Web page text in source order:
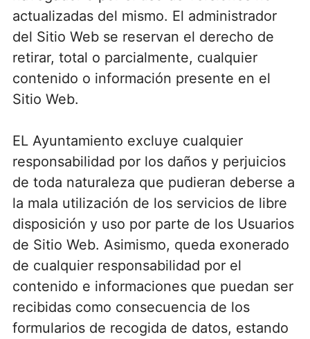
actualizadas del mismo. El administrador
del Sitio Web se reservan el derecho de
retirar, total o parcialmente, cualquier
contenido o información presente en el
Sitio Web.
EL Ayuntamiento excluye cualquier
responsabilidad por los daños y perjuicios
de toda naturaleza que pudieran deberse a
la mala utilización de los servicios de libre
disposición y uso por parte de los Usuarios
de Sitio Web. Asimismo, queda exonerado
de cualquier responsabilidad por el
contenido e informaciones que puedan ser
recibidas como consecuencia de los
formularios de recogida de datos, estando